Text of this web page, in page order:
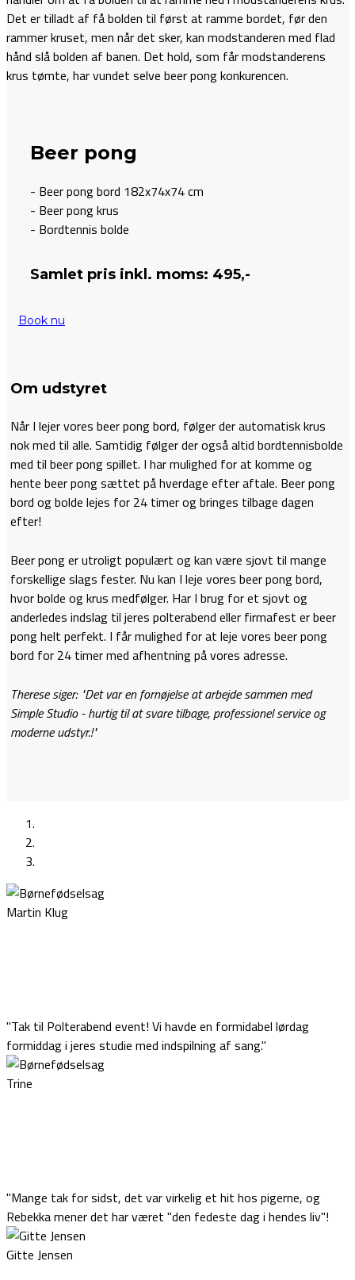
Det er tilladt af få bolden til først at ramme bordet, før den
rammer kruset, men når det sker, kan modstanderen med flad
hånd slå bolden af banen. Det hold, som får modstanderens
krus tømte, har vundet selve beer pong konkurencen.
Beer pong
- Beer pong bord 182x74x74 cm
- Beer pong krus
- Bordtennis bolde
Samlet pris inkl. moms: 495,-
Book nu
Om udstyret
Når I lejer vores beer pong bord, følger der automatisk krus
nok med til alle. Samtidig følger der også altid bordtennisbolde
med til beer pong spillet. I har mulighed for at komme og
hente beer pong sættet på hverdage efter aftale. Beer pong
bord og bolde lejes for 24 timer og bringes tilbage dagen
efter!
Beer pong er utroligt populært og kan være sjovt til mange
forskellige slags fester. Nu kan I leje vores beer pong bord,
hvor bolde og krus medfølger. Har I brug for et sjovt og
anderledes indslag til jeres polterabend eller firmafest er beer
pong helt perfekt. I får mulighed for at leje vores beer pong
bord for 24 timer med afhentning på vores adresse.
Therese siger: "Det var en fornøjelse at arbejde sammen med
Simple Studio - hurtig til at svare tilbage, professionel service og
moderne udstyr.!"
Martin Klug
"Tak til Polterabend event! Vi havde en formidabel lørdag
formiddag i jeres studie med indspilning af sang."
Trine
"Mange tak for sidst, det var virkelig et hit hos pigerne, og
Rebekka mener det har været "den fedeste dag i hendes liv"!
Gitte Jensen